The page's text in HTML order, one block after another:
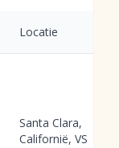
Locatie
Santa Clara,
Californië, VS